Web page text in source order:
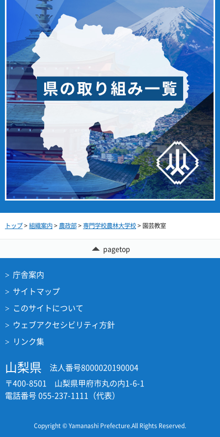
トップ>組織案内> 農政部>専門学校農林大学校> 園芸教室
pagetop
庁舎案内
サイトマップ
このサイトについて
ウェブアクセシビリティ方針
リンク集
山梨県
法人番号8000020190004
〒400-8501 山梨県甲府市丸の内1-6-1
電話番号 055-237-1111（代表）
Copyright © Yamanashi Prefecture.All Rights Reserved.